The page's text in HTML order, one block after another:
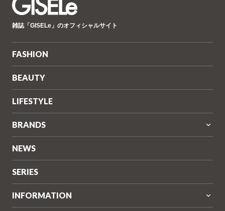
ゼ
雑誌「GISELe」のオフィシャルサイト
FASHION
BEAUTY
LIFESTYLE
BRANDS
NEWS
SERIES
INFORMATION